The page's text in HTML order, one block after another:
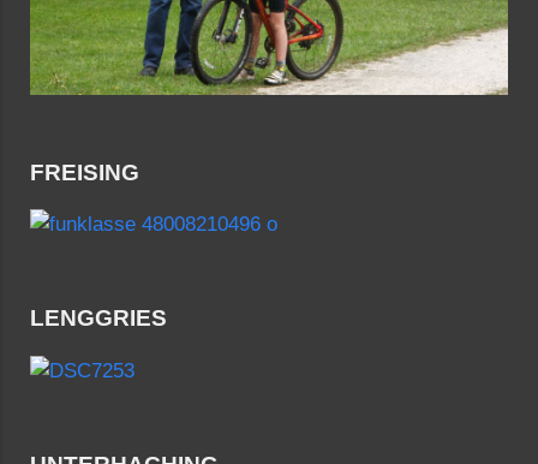
FREISING
LENGGRIES